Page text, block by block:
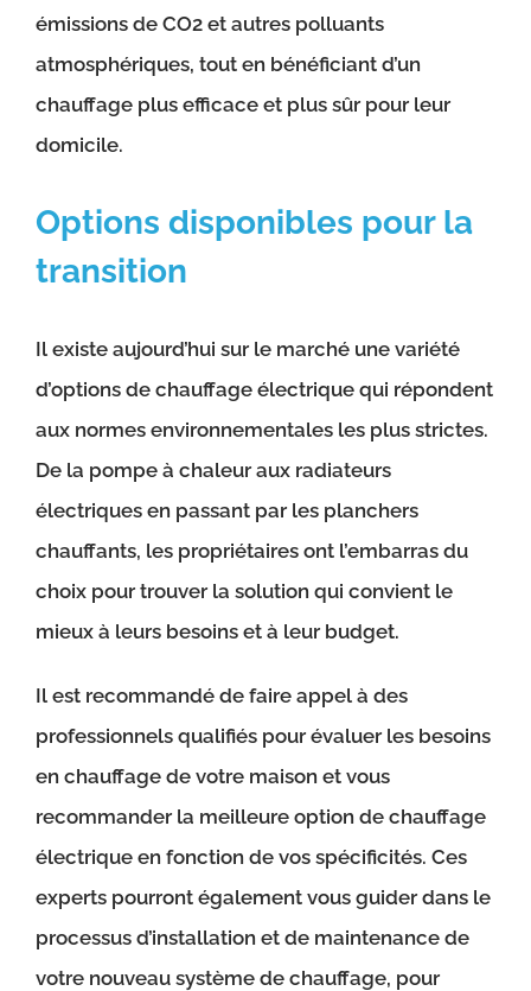
émissions de CO2 et autres polluants
atmosphériques, tout en bénéficiant d’un
chauffage plus efficace et plus sûr pour leur
domicile.
Options disponibles pour la
transition
Il existe aujourd’hui sur le marché une variété
d’options de chauffage électrique qui répondent
aux normes environnementales les plus strictes.
De la pompe à chaleur aux radiateurs
électriques en passant par les planchers
chauffants, les propriétaires ont l’embarras du
choix pour trouver la solution qui convient le
mieux à leurs besoins et à leur budget.
Il est recommandé de faire appel à des
professionnels qualifiés pour évaluer les besoins
en chauffage de votre maison et vous
recommander la meilleure option de chauffage
électrique en fonction de vos spécificités. Ces
experts pourront également vous guider dans le
processus d’installation et de maintenance de
votre nouveau système de chauffage, pour